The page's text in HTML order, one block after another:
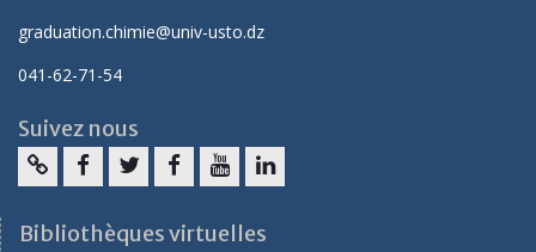
graduation.chimie@univ-usto.dz
041-62-71-54
Suivez nous
Bibliothèques virtuelles